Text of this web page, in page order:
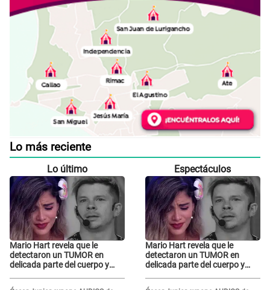
Lo más reciente
Lo último
Mario Hart revela que le
detectaron un TUMOR en
delicada parte del cuerpo y
muy fuertes..."
Espectáculos
Mario Hart revela que le
detectaron un TUMOR en
delicada parte del cuerpo y
muy fuertes..."